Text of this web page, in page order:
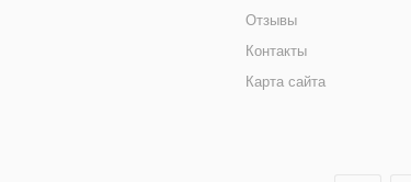
Отзывы
Контакты
Карта сайта